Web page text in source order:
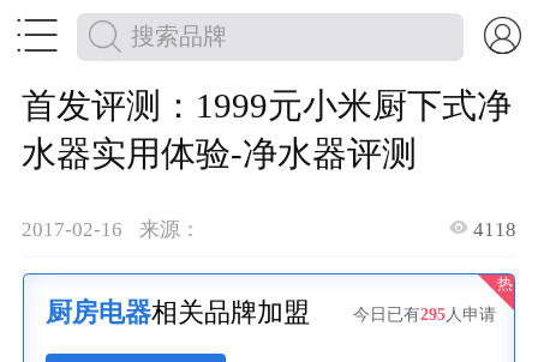
 
首发评测：1999元小米厨下式净
水器实用体验-净水器评测
2017-02-16 来源：  4118
热
厨房电器相关品牌加盟 今日已有295人申请